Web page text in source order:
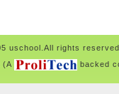
uschool.All rights reserved.
(A backed